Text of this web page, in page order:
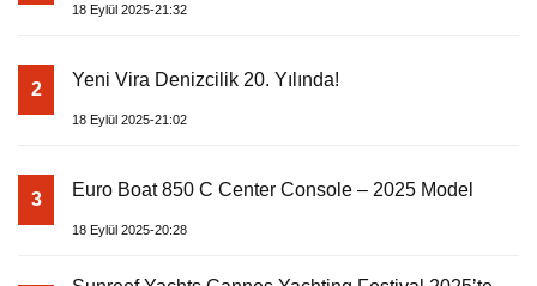
18 Eylül 2025-21:32
2 Yeni Vira Denizcilik 20. Yılında!
18 Eylül 2025-21:02
3 Euro Boat 850 C Center Console – 2025 Model
18 Eylül 2025-20:28